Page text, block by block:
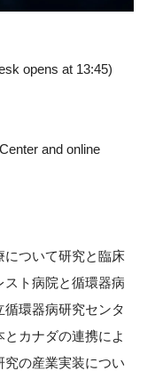
opens at 13:45)
and online
について研究と臨床
ト病院と循環器病
環器病研究センタ
カナダの連携によ
究の産業実装につい